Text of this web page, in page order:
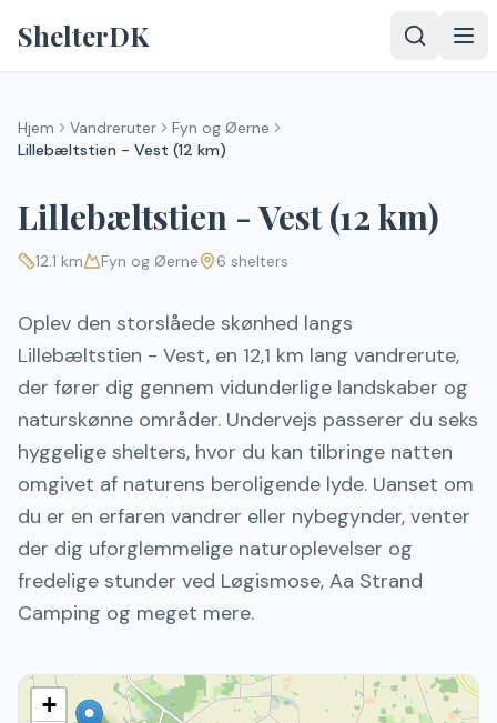
ShelterDK
Hjem Vandreruter
Fyn og Øerne
Lillebæltstien - Vest (12 km)
Lillebæltstien - Vest (12 km)
12.1 km Fyn og Øerne 6 shelters
Oplev den storslåede skønhed langs
Lillebæltstien - Vest, en 12,1 km lang vandrerute,
der fører dig gennem vidunderlige landskaber og
naturskønne områder. Undervejs passerer du seks
hyggelige shelters, hvor du kan tilbringe natten
omgivet af naturens beroligende lyde. Uanset om
du er en erfaren vandrer eller nybegynder, venter
der dig uforglemmelige naturoplevelser og
fredelige stunder ved Løgismose, Aa Strand
Camping og meget mere.
+